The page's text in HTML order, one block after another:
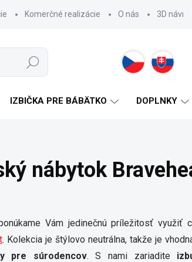
Komerčné realizácie O nás 3D návrhy
Hľadať
IZBIČKA PRE BÁBÄTKO DOPLNKY
nábytok
Vám jedinečnú príležitosť využiť
. Kolekcia je štýlovo neutrálna, takže je
pre súrodencov. S nami zariadite